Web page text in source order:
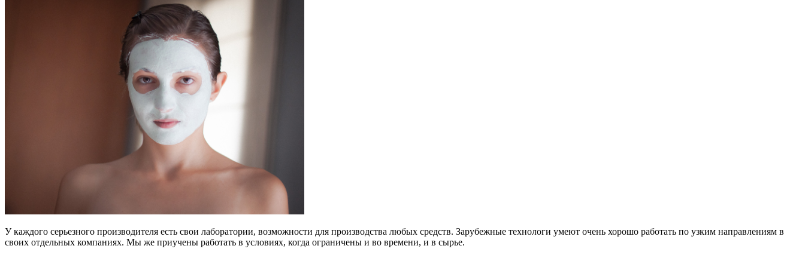
У каждого серьезного производителя есть свои лаборатории, возможности для производства любых средств. Зарубежные технологи умеют очень хорошо работать по узким направлениям в
своих отдельных компаниях. Мы же приучены работать в условиях, когда ограничены и во времени, и в сырье.